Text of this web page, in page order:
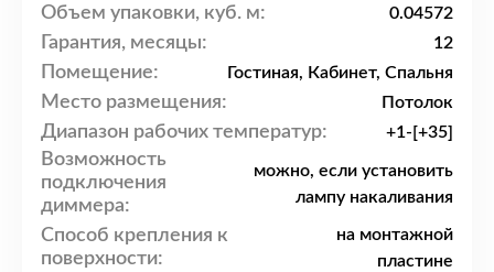
Объем упаковки, куб. м: 0.04572
Гарантия, месяцы: 12
Помещение: Гостиная, Кабинет, Спальня
Место размещения: Потолок
Диапазон рабочих температур: +1-[+35]
Возможность
подключения
диммера:
можно, если установить
лампу накаливания
Способ крепления к
поверхности:
на монтажной
пластине